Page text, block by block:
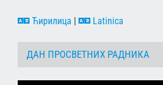
Ћирилица | Latinica
ДАН ПРОСВЕТНИХ РАДНИКА